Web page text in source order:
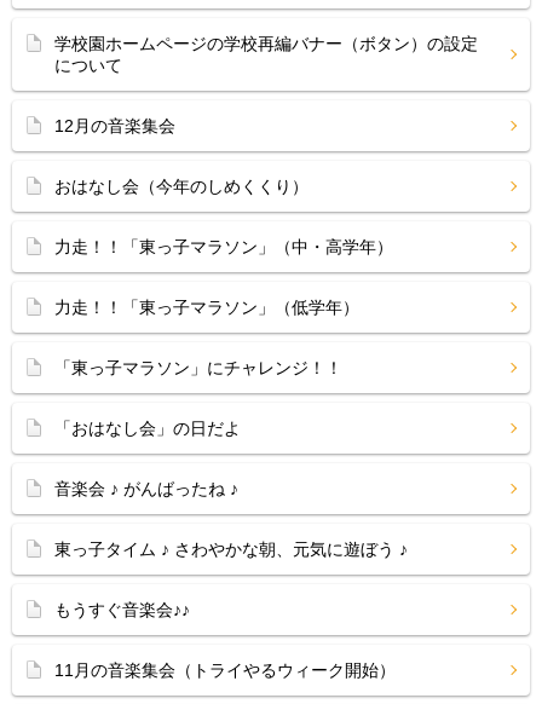
学校園ホームページの学校再編バナー（ボタン）の設定
について
12月の音楽集会
おはなし会（今年のしめくくり）
力走！！「東っ子マラソン」（中・高学年）
力走！！「東っ子マラソン」（低学年）
「東っ子マラソン」にチャレンジ！！
「おはなし会」の日だよ
音楽会 ♪ がんばったね ♪
東っ子タイム ♪ さわやかな朝、元気に遊ぼう ♪
もうすぐ音楽会♪♪
11月の音楽集会（トライやるウィーク開始）